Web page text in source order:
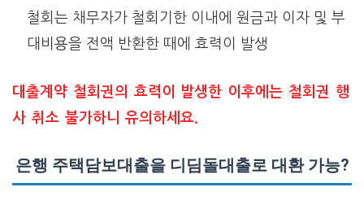
철회는 채무자가 철회기한 이내에 원금과 이자 및 부
대비용을 전액 반환한 때에 효력이 발생
대출계약 철회권의 효력이 발생한 이후에는 철회권 행
사 취소 불가하니 유의하세요.
은행 주택담보대출을 디딤돌대출로 대환 가능?